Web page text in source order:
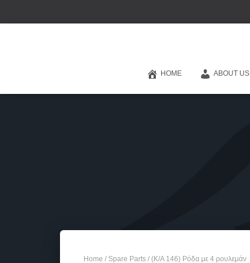
HOME ABOUT US
Home / Spare Parts / (Κ/Α 146) Ρόδα με 4 ρουλεμάν